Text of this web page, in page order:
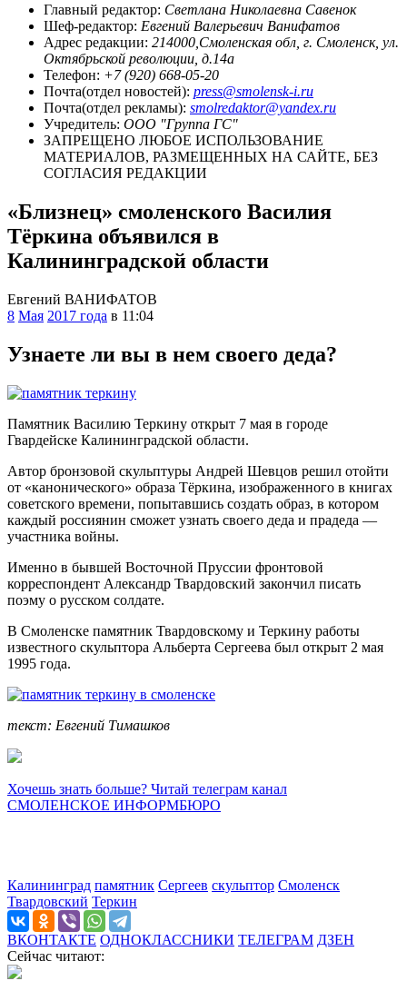
Главный редактор: Светлана Николаевна Савенок
Шеф-редактор: Евгений Валерьевич Ванифатов
Адрес редакции: 214000,Смоленская обл, г. Смоленск, ул.
Октябрьской революции, д.14а
Телефон: +7 (920) 668-05-20
Почта(отдел новостей): press@smolensk-i.ru
Почта(отдел рекламы): smolredaktor@yandex.ru
Учредитель: ООО "Группа ГС"
ЗАПРЕЩЕНО ЛЮБОЕ ИСПОЛЬЗОВАНИЕ
МАТЕРИАЛОВ, РАЗМЕЩЕННЫХ НА САЙТЕ, БЕЗ
СОГЛАСИЯ РЕДАКЦИИ
«Близнец» смоленского Василия
Тёркина объявился в
Калининградской области
Евгений ВАНИФАТОВ
8 Мая 2017 года в 11:04
Узнаете ли вы в нем своего деда?
Памятник Василию Теркину открыт 7 мая в городе
Гвардейске Калининградской области.
Автор бронзовой скульптуры Андрей Шевцов решил отойти
от «канонического» образа Тёркина, изображенного в книгах
советского времени, попытавшись создать образ, в котором
каждый россиянин сможет узнать своего деда и прадеда —
участника войны.
Именно в бывшей Восточной Пруссии фронтовой
корреспондент Александр Твардовский закончил писать
поэму о русском солдате.
В Смоленске памятник Твардовскому и Теркину работы
известного скульптора Альберта Сергеева был открыт 2 мая
1995 года.
текст: Евгений Тимашков
Хочешь знать больше? Читай телеграм канал
СМОЛЕНСКОЕ ИНФОРМБЮРО
Калининград памятник Сергеев скульптор Смоленск
Твардовский Теркин
ВКОНТАКТЕ ОДНОКЛАССНИКИ ТЕЛЕГРАМ ДЗЕН
Сейчас читают: